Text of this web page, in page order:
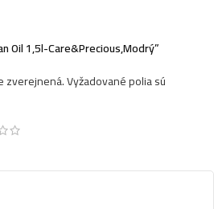
Oil 1,5l-Care&Precious,Modrý”
zverejnená.Vyžadované polia sú